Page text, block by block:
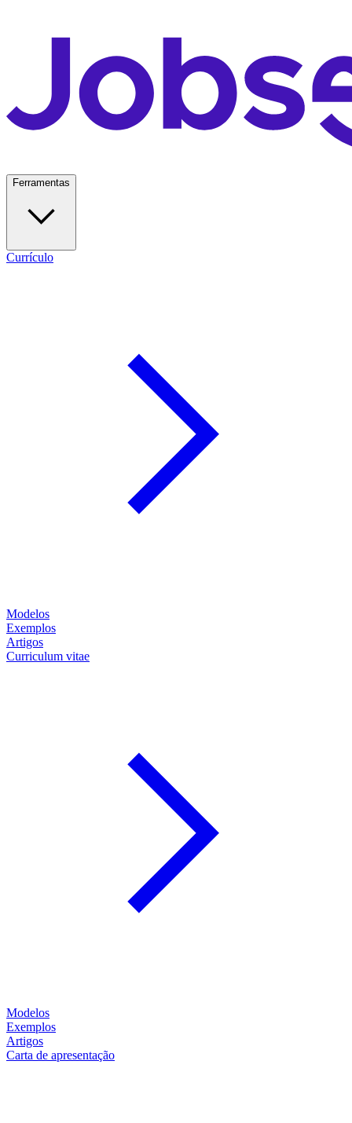
Ferramentas
Currículo
Modelos
Exemplos
Artigos
Curriculum vitae
Modelos
Exemplos
Artigos
Carta de apresentação